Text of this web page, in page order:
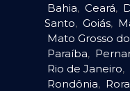
Bahia, Ceará,
Santo, Goiás,
Mato Grosso
Paraíba,
Rio de Janeiro,
Rondônia,